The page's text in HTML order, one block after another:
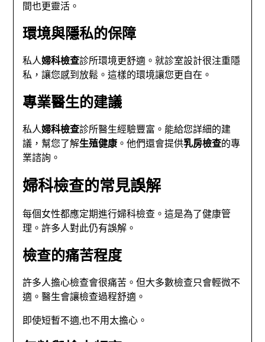
間也更靈活。
環境與隱私的保障
私人婦科檢查診所環境更舒適。就診室設計很注重隱
私，讓您感到放鬆。這樣的環境讓您更自在。
專業醫生的建議
私人婦科檢查診所醫生經驗豐富。能給您詳細的建
議，幫您了解生殖健康 。他們還會提供乳房檢查的專
業諮詢。
婦科檢查的常見誤解
每個女性都應定期進行婦科檢查。這是為了健康管
理。許多人對此仍有誤解。
檢查的痛苦程度
許多人擔心檢查會很痛苦。但大多數檢查只會輕微不
適。醫生會讓檢查過程舒適。
即使短暫不適,也不用太擔心。